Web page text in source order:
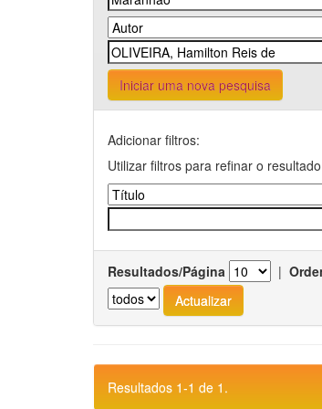
Iniciar uma nova pesquisa
Adicionar filtros:
Utilizar filtros para refinar o
Resultados/Página |
Resultados 1-1 de 1.